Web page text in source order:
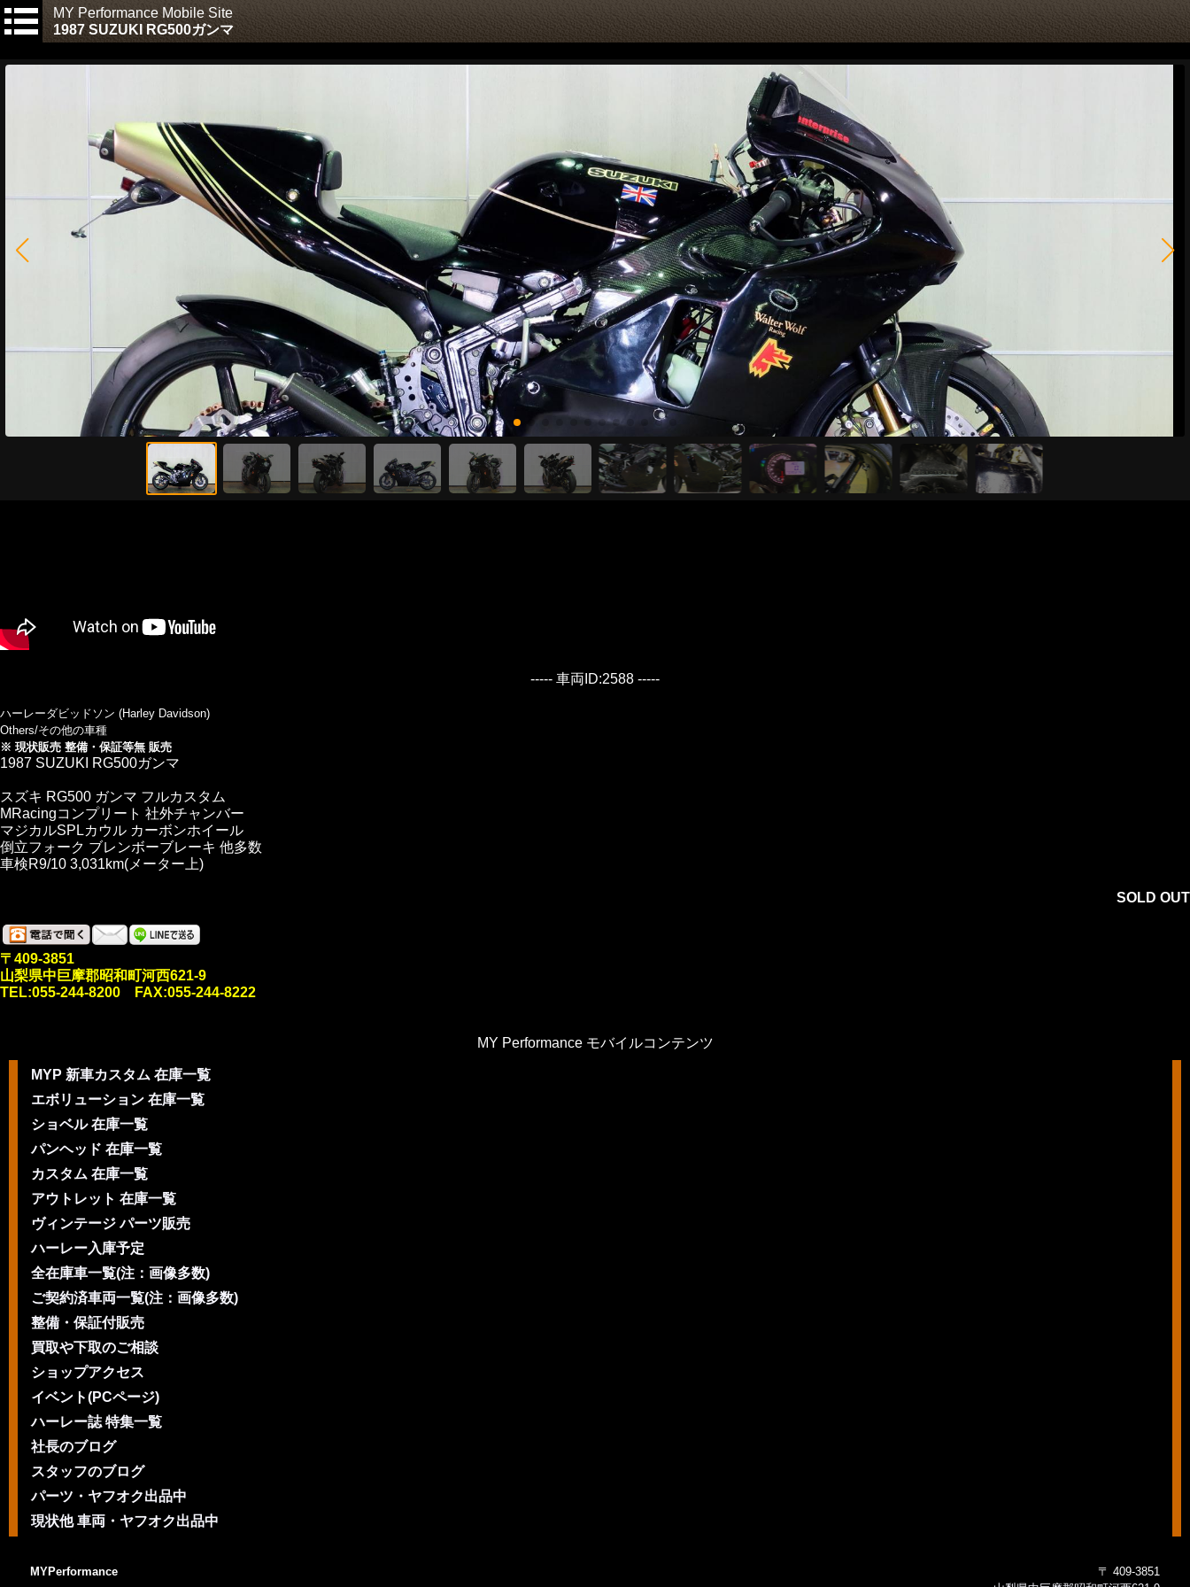
MY Performance Mobile Site
1987 SUZUKI RG500ガンマ
----- 車両ID:2588 -----
ハーレーダビッドソン (Harley Davidson)
Others/その他の車種
※ 現状販売 整備・保証等無 販売
1987 SUZUKI RG500ガンマ
スズキ RG500 ガンマ フルカスタム
MRacingコンプリート 社外チャンバー
マジカルSPLカウル カーボンホイール
倒立フォーク ブレンボーブレーキ 他多数
車検R9/10 3,031km(メーター上)
SOLD OUT
〒409-3851
山梨県中巨摩郡昭和町河西621-9
TEL:055-244-8200 FAX:055-244-8222
MY Performance モバイルコンテンツ
MYP 新車カスタム 在庫一覧
エボリューション 在庫一覧
ショベル 在庫一覧
パンヘッド 在庫一覧
カスタム 在庫一覧
アウトレット 在庫一覧
ヴィンテージ パーツ販売
ハーレー入庫予定
全在庫車一覧(注：画像多数)
ご契約済車両一覧(注：画像多数)
整備・保証付販売
買取や下取のご相談
ショップアクセス
イベント(PCページ)
ハーレー誌 特集一覧
社長のブログ
スタッフのブログ
パーツ・ヤフオク出品中
現状他 車両・ヤフオク出品中
MYPerformance
〒 409-3851